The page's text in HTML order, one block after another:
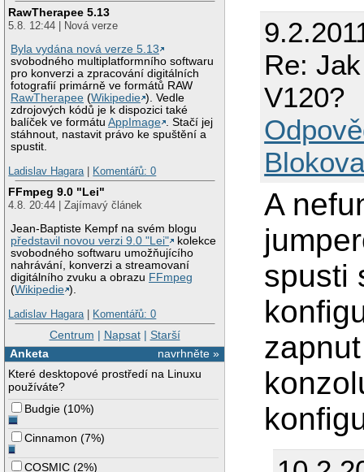
RawTherapee 5.13
5.8. 12:44 | Nová verze
Byla vydána nová verze 5.13
svobodného multiplatformního softwaru
pro konverzi a zpracování digitálních
fotografií primárně ve formátů RAW
RawTherapee (Wikipedie ). Vedle
zdrojových kódů je k dispozici také
balíček ve formátuAppImage
. Stačí jej
stáhnout, nastavit právo ke spuštění a
spustit.
Ladislav Hagara | Komentářů: 0
FFmpeg 9.0 "Lei"
4.8. 20:44 | Zajímavý článek
Jean-Baptiste Kempf na svém blogu
představil novou verzi 9.0 "Lei"
kolekce
svobodného softwaru umožňujícího
nahrávání, konverzi a streamovaní
digitálního zvuku a obrazu FFmpeg
(Wikipedie ).
Ladislav Hagara | Komentářů: 0
Centrum | Napsat| Starší
navrhněte »
Anketa
Které desktopové prostředí na Linuxu
používáte?
Budgie (10%)
Cinnamon (7%)
COSMIC (2%)
Re:
V120?
A
spusti